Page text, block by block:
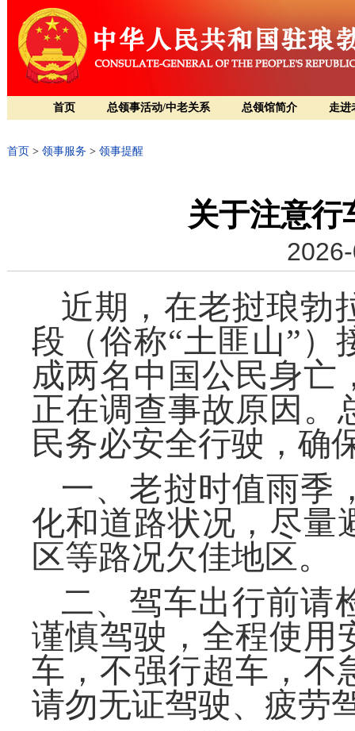
首页 总领事活动/中老关系 总领馆简介 走进
首页 > 领事服务 > 领事提醒
关于注意行
近期，在老挝琅勃
段（俗称“土匪山”）
成两名中国公民身亡
正在调查事故原因。
民务必安全行驶，确
一、老挝时值雨季
化和道路状况，尽量
区等路况欠佳地区。
二、驾车出行前请
谨慎驾驶，全程使用
车，不强行超车，不
请勿无证驾驶、疲劳